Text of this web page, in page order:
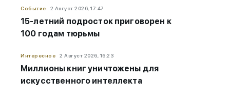
Событие 2 Август 2026, 17:47
15-летний подросток приговорен к
100 годам тюрьмы
Интересное 2 Август 2026, 16:23
Миллионы книг уничтожены для
искусственного интеллекта